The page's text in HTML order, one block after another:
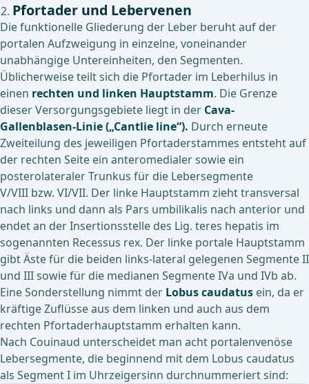
Pfortader und Lebervenen
Die funktionelle Gliederung der Leber beruht auf der
portalen Aufzweigung in einzelne, voneinander
unabhängige Untereinheiten, den Segmenten.
Üblicherweise teilt sich die Pfortader im Leberhilus in
einen rechten und linken Hauptstamm. Die Grenze
dieser Versorgungsgebiete liegt in der Cava-
Gallenblasen-Linie („Cantlie line“). Durch erneute
Zweiteilung des jeweiligen Pfortaderstammes entsteht auf
der rechten Seite ein anteromedialer sowie ein
posterolateraler Trunkus für die Lebersegmente
V/VIII bzw. VI/VII. Der linke Hauptstamm zieht transversal
nach links und dann als Pars umbilikalis nach anterior und
endet an der Insertionsstelle des Lig. teres hepatis im
sogenannten Recessus rex. Der linke portale Hauptstamm
gibt Äste für die beiden links-lateral gelegenen Segmente II
und III sowie für die medianen Segmente IVa und IVb ab.
Eine Sonderstellung nimmt der Lobus caudatus ein, da er
kräftige Zuflüsse aus dem linken und auch aus dem
rechten Pfortaderhauptstamm erhalten kann.
Nach Couinaud unterscheidet man acht portalenvenöse
Lebersegmente, die beginnend mit dem Lobus caudatus
als Segment I im Uhrzeigersinn durchnummeriert sind: